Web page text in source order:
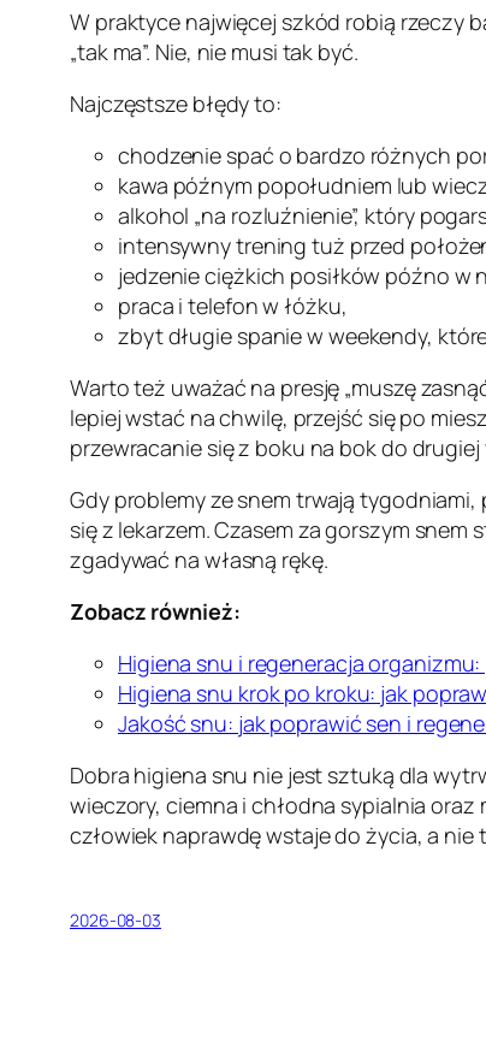
W praktyce najwięcej szkód robią rzeczy
„tak ma”. Nie, nie musi tak być.
Najczęstsze błędy to:
chodzenie spać o bardzo różnych
kawa późnym popołudniem lub
alkohol „na rozluźnienie”, który
intensywny trening tuż przed
jedzenie ciężkich posiłków późno w
praca i telefon w łóżku,
zbyt długie spanie w weekendy,
Warto też uważać na presję „muszę
lepiej wstać na chwilę, przejść się po
przewracanie się z boku na bok do drugiej
Gdy problemy ze snem trwają
się z lekarzem. Czasem za gorszym
zgadywać na własną rękę.
Zobacz również:
Higiena snu i regeneracja
Higiena snu krok po kroku: jak
Jakość snu: jak poprawić sen i
Dobra higiena snu nie jest sztuką dla
wieczory, ciemna i chłodna sypialnia
człowiek naprawdę wstaje do życia, a nie
2026-08-03